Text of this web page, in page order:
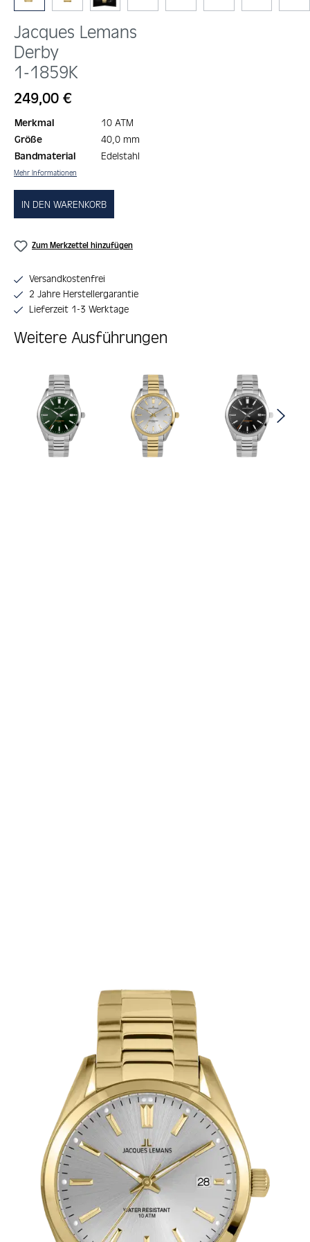
Jacques Lemans
Derby
1-1859K
Regulärer Preis:
249,00 €
Merkmal
10 ATM
Größe
40,0 mm
Bandmaterial
Edelstahl
Mehr Informationen
IN DEN WARENKORB
Zum Merkzettel hinzufügen
Versandkostenfrei
2 Jahre Herstellergarantie
Lieferzeit 1-3 Werktage
Weitere Ausführungen
Produktgalerie überspringen